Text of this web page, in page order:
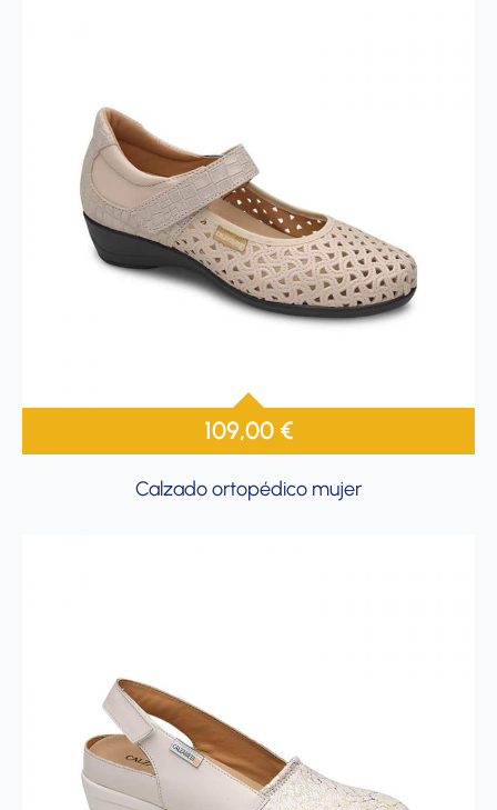
109,00€
Calzado ortopédico mujer